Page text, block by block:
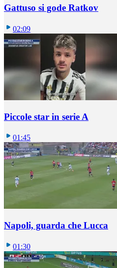
Gattuso si gode Ratkov
02:09
Piccole star in serie A
01:45
Napoli, guarda che Lucca
01:30